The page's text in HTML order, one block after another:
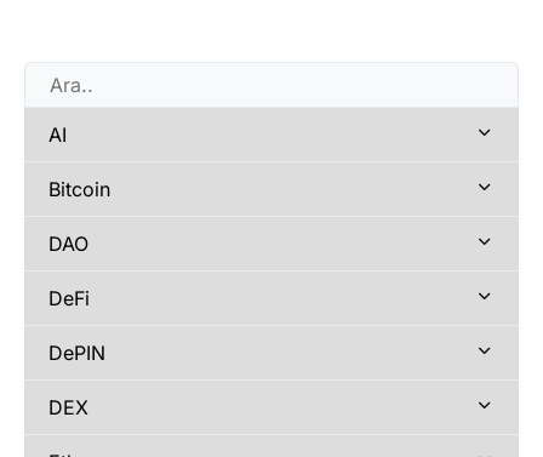
AI
Bitcoin
DAO
DeFi
DePIN
DEX